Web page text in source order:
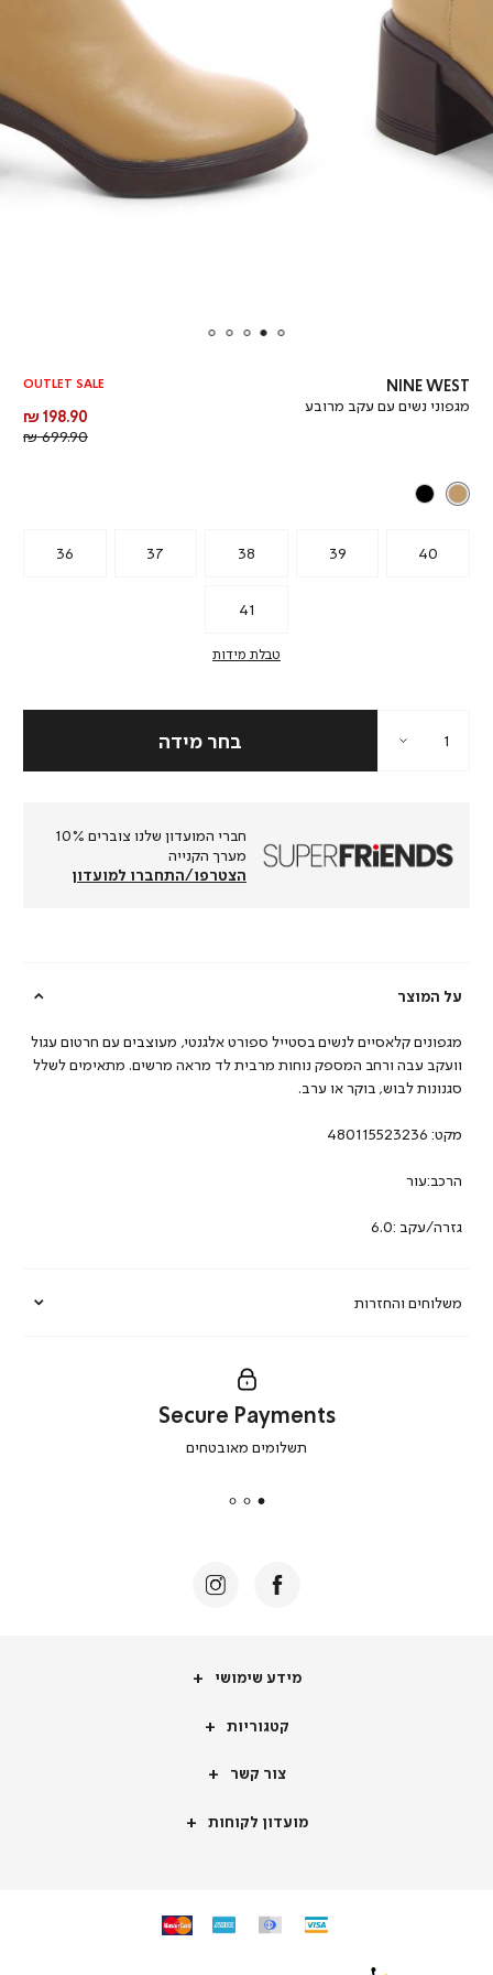
NINE WEST
מגפוני נשים עם עקב מרובע
OUTLET SALE
מחיר
מוצר
198.90 ₪
699.90 ₪
36 37 38 39 40
41
טבלת מידות
חברי המועדון שלנו צוברים 10%
מערך הקנייה
הצטרפו/התחברו למועדון
על המוצר
משלוחים והחזרות
מגפונים קלאסיים לנשים בסטייל ספורט אלגנטי, מעוצבים עם חרטום עגול
וועקב עבה ורחב המספק נוחות מרבית לד מראה מרשים. מתאימים לשלל
סגנונות לבוש, בוקר או ערב.
מקט: 480115523236
הרכב:עור
גזרה/עקב :6.0
secure
Secure Payments
תשלומים מאובטחים
מידע
מידע שימושי
קטגוריותקטגוריות
צור
צור קשר
מועדון
מועדון לקוחות